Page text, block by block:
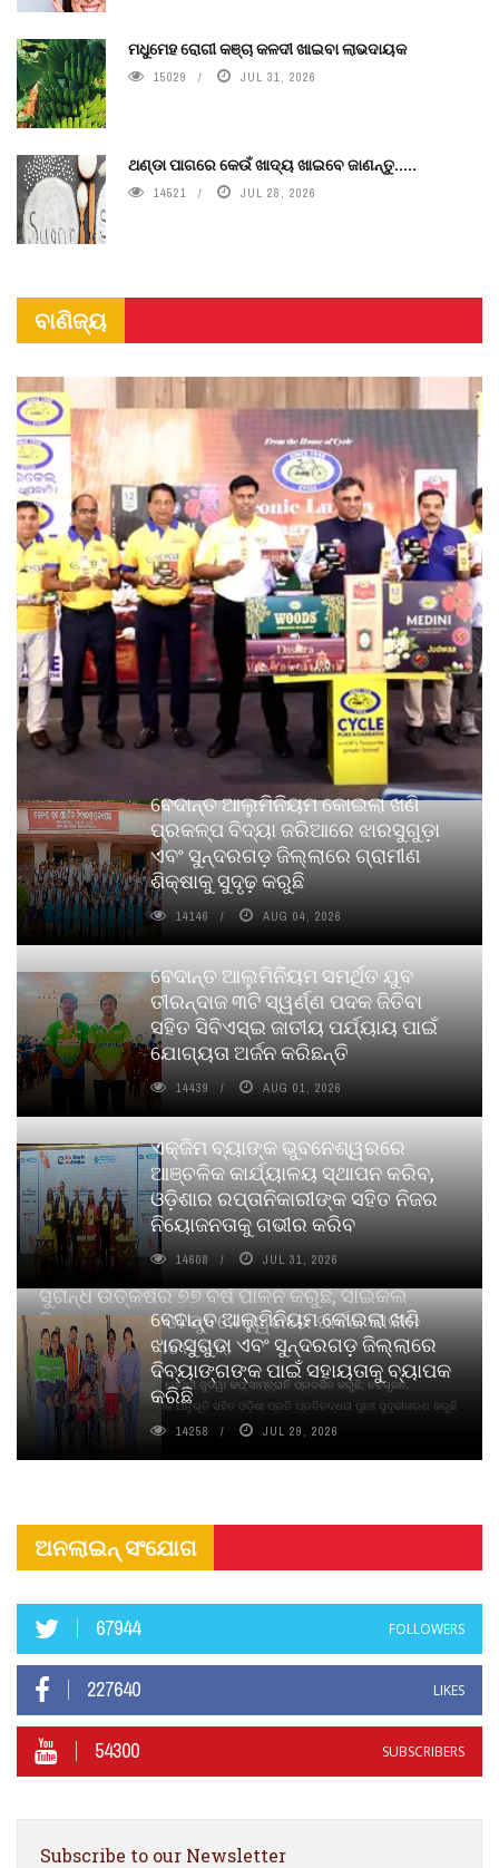
ମଧୁମେହ ରୋଗୀ କଞ୍ଚା କଳଦୀ ଖାଇବା ଲାଭଦାୟକ
15029 JUL 31, 2026
ଥଣ୍ଡା ପାଗରେ କେଉଁ ଖାଦ୍ୟ ଖାଇବେ ଜାଣନ୍ତୁ.....
14521 JUL 28, 2026
ବାଣିଜ୍ୟ
ସୁଗନ୍ଧ ଉତ୍କର୍ଷର ୭୭ ବର୍ଷ ପାଳନ କରୁଛି, ସାଇକଲ
ପିୟୋର୍‌ ଅଗରବତୀ ଭୁବନେଶ୍ୱରରେ ପାର୍ବଣ କାଳୀନ
ନବସୃଜନ ଉନ୍ମୋଚନ କଲା
ବାଉଁଶ ବିହୀନ କଠିନ ଧୂପ ଏବଂ ମେଦିନୀ ଜୁଡୱା କପ୍‌ ସାମ୍ବ୍ରାନି ପ୍ରଦର୍ଶିତ କରୁଛି; ନବସୃଜନ,
ଦୀର୍ଘସ୍ଥାୟିତା ଏବଂ ଆଧ୍ୟାତ୍ମିକ ଅନୁଭୂତି ସହିତ ଓଡ଼ିଶା ପ୍ରତି ପ୍ରତିବଦ୍ଧତା ପୁନଃ ସୁଦୃଢୀକରଣ କରୁଛି
ବେଦାନ୍ତ ଆଲୁମିନିୟମ କୋଇଲା ଖଣି
ପ୍ରକଳ୍ପ ବିଦ୍ୟା ଜରିଆରେ ଝାରସୁଗୁଡ଼ା
ଏବଂ ସୁନ୍ଦରଗଡ଼ ଜିଲ୍ଲାରେ ଗ୍ରାମୀଣ
ଶିକ୍ଷାକୁ ସୁଦୃଢ଼ କରୁଛି
14146 AUG 04, 2026
ବେଦାନ୍ତ ଆଲୁମିନିୟମ ସମର୍ଥିତ ଯୁବ
ତୀରନ୍ଦାଜ ୩ଟି ସ୍ୱର୍ଣ୍ଣ ପଦକ ଜିତିବା
ସହିତ ସିବିଏସ୍ଇ ଜାତୀୟ ପର୍ଯ୍ୟାୟ ପାଇଁ
ଯୋଗ୍ୟତା ଅର୍ଜନ କରିଛନ୍ତି
14439 AUG 01, 2026
ଏକ୍ଜିମ ବ୍ୟାଙ୍କ ଭୁବନେଶ୍ୱରରେ
ଆଞ୍ଚଳିକ କାର୍ଯ୍ୟାଳୟ ସ୍ଥାପନ କରିବ,
ଓଡ଼ିଶାର ରପ୍ତାନିକାରୀଙ୍କ ସହିତ ନିଜର
ନିୟୋଜନତାକୁ ଗଭୀର କରିବ
14608 JUL 31, 2026
ବେଦାନ୍ତ ଆଲୁମିନିୟମ କୋଇଲା ଖଣି
ଝାରସୁଗୁଡା ଏବଂ ସୁନ୍ଦରଗଡ଼ ଜିଲ୍ଲାରେ
ଦିବ୍ୟାଙ୍ଗଙ୍କ ପାଇଁ ସହାୟତାକୁ ବ୍ୟାପକ
କରିଛି
14258 JUL 29, 2026
ଅନଲାଇନ୍ ସଂଯୋଗ
67944 FOLLOWERS
227640 LIKES
54300 SUBSCRIBERS
Subscribe to our Newsletter